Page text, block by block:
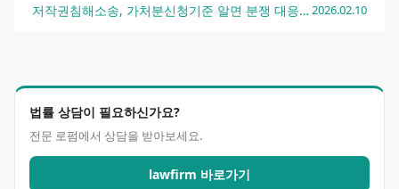
법률 상담이 필요하신가요?
전문 로펌에서 상담을 받아보세요.
lawfirm 바로가기
저작권침해소송, 가처분신청기준 알면 분쟁 대응이 달라져요 2026.02.10